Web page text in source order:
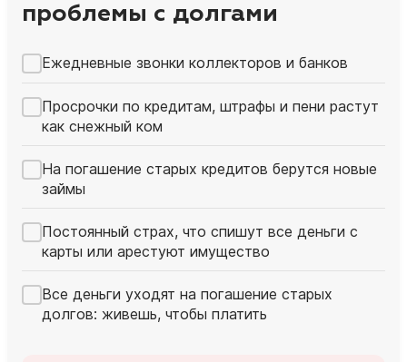
проблемы с долгами
Ежедневные звонки коллекторов и банков
Просрочки по кредитам, штрафы и пени растут
как снежный ком
На погашение старых кредитов берутся новые
займы
Постоянный страх, что спишут все деньги с
карты или арестуют имущество
Все деньги уходят на погашение старых
долгов: живешь, чтобы платить